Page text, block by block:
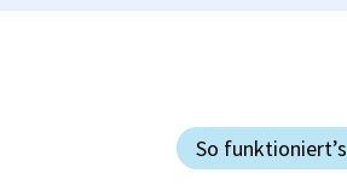
So funktioniert’s